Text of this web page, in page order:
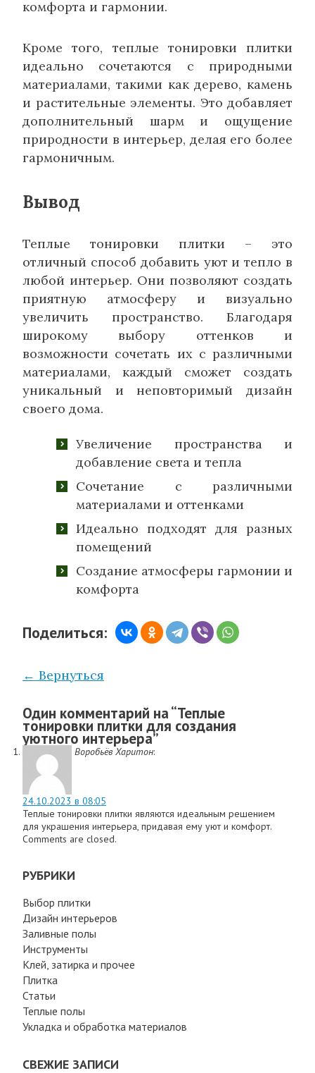
комфорта и гармонии.
Кроме того, теплые тонировки плитки
идеально сочетаются с природными
материалами, такими как дерево, камень
и растительные элементы. Это добавляет
дополнительный шарм и ощущение
природности в интерьер, делая его более
гармоничным.
Вывод
Теплые тонировки плитки – это
отличный способ добавить уют и тепло в
любой интерьер. Они позволяют создать
приятную атмосферу и визуально
увеличить пространство. Благодаря
широкому выбору оттенков и
возможности сочетать их с различными
материалами, каждый сможет создать
уникальный и неповторимый дизайн
своего дома.
Увеличение пространства и
добавление света и тепла
Сочетание с различными
материалами и оттенками
Идеально подходят для разных
помещений
Создание атмосферы гармонии и
комфорта
Поделиться:
← Вернуться
Один комментарий на “Теплые
тонировки плитки для создания
уютного интерьера”
Воробьёв Харитон:
24.10.2023 в 08:05
Теплые тонировки плитки являются идеальным решением
для украшения интерьера, придавая ему уют и комфорт.
Comments are closed.
РУБРИКИ
Выбор плитки
Дизайн интерьеров
Заливные полы
Инструменты
Клей, затирка и прочее
Плитка
Статьи
Теплые полы
Укладка и обработка материалов
СВЕЖИЕ ЗАПИСИ